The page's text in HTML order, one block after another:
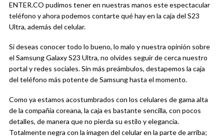
ENTER.CO pudimos tener en nuestras manos este espectacular
teléfono y ahora podemos contarte qué hay en la caja del S23
Ultra, además del celular.
Si deseas conocer todo lo bueno, lo malo y nuestra opinión sobre
el Samsung Galaxy S23 Ultra, no olvides seguir de cerca nuestro
portal y redes sociales. Sin más preámbulos, destapemos la caja
del teléfono más potente de Samsung hasta el momento.
Como ya estamos acostumbrados con los celulares de gama alta
de la compañía coreana, la caja es bastante sencilla, con pocos
detalles, de manera que no pierda su estilo y elegancia.
Totalmente negra con la imagen del celular en la parte de arriba;